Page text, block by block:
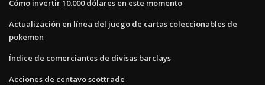
Cómo invertir 10.000 dólares en este momento
Actualización en línea del juego de cartas coleccionables de
pokemon
Índice de comerciantes de divisas barclays
Acciones de centavo scottrade